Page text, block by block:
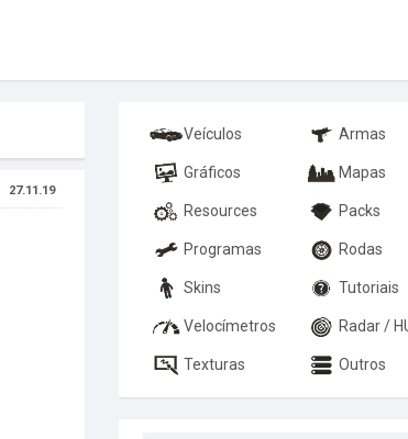
27.11.19
Veículos Armas
Gráficos Mapas
Resources Packs
Programas Rodas
Skins Tutoriais
Velocímetros Radar /
Texturas Outros